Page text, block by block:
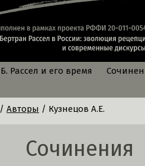
Б. Рассел и его время
/ Авторы / Кузнецов А.Е.
Сочинения